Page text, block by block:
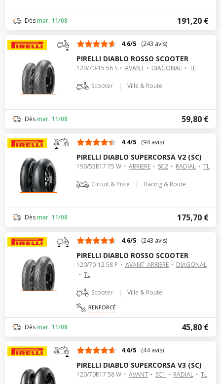
191,20 €
Dèsmar. 11/08
4.6/5 (243 avis)
PIRELLI DIABLO ROSSO SCOOTER
120/70-15 56 S AVANT DIAGONAL TL
Scooter | Ville & Route
59,80 €
Dèsmar. 11/08
4.4/5 (94 avis)
PIRELLI DIABLO SUPERCORSA V2 (SC)
190/55R17 75 W ARRIERE SC2 RADIAL TL
Circuit & Piste | Racing & Route
175,70 €
Dèsmar. 11/08
4.6/5 (243 avis)
PIRELLI DIABLO ROSSO SCOOTER
120/70-12 58 P AVANT_ARRIERE
DIAGONAL
TL
Scooter | Ville & Route
RENFORCÉ
45,80 €
Dèsmar. 11/08
4.6/5 (44 avis)
PIRELLI DIABLO SUPERCORSA V3 (SC)
120/70R17 58 W AVANT SC1 RADIAL TL